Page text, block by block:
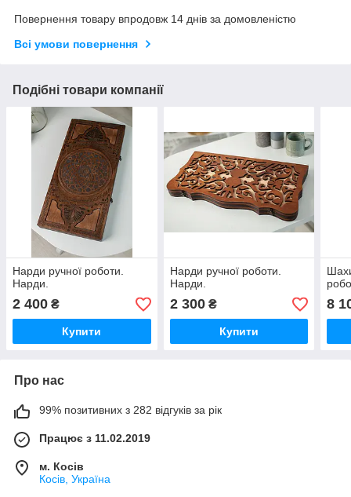
Повернення товару впродовж 14 днів за домовленістю
Всі умови повернення
Подібні товари компанії
Нарди ручної роботи.
Нарди.
2 400 ₴
Купити
Нарди ручної роботи.
Нарди.
2 300₴
Купити
8
Про нас
99% позитивних з 282 відгуків за рік
Працює з 11.02.2019
м. Косів
Косів, Україна